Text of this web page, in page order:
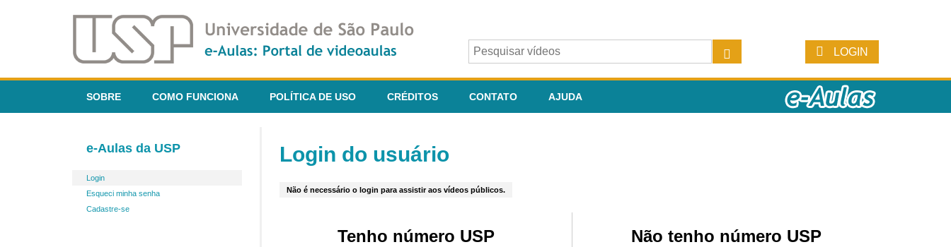
LOGIN
SOBRE COMO FUNCIONA POLÍTICA DE USO CRÉDITOS CONTATO AJUDA
e-Aulas da USP
Login
Esqueci minha senha
Cadastre-se
Login do usuário
Não é necessário o login para assistir aos vídeos públicos.
Tenho número USP Não tenho número USP